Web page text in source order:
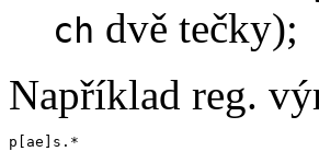
ch dvě tečky);
Například reg.
p[ae]s.*